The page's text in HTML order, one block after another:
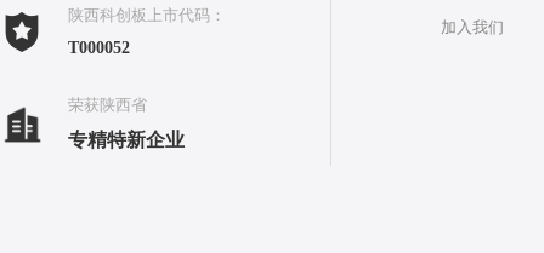
陕西科创板上市代码：
T000052
荣获陕西省
专精特新企业
加入我们